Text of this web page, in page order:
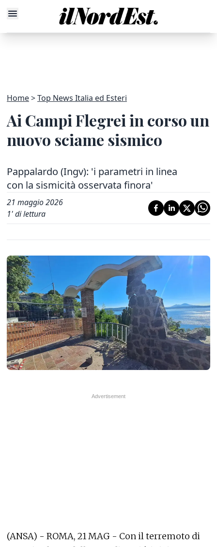
Home Top News Italia ed Esteri
Ai Campi Flegrei in corso un
nuovo sciame sismico
Pappalardo (Ingv): 'i parametri in linea
con la sismicità osservata finora'
21 maggio 2026
1' di lettura
(ANSA) - ROMA, 21 MAG - Con il terremoto di